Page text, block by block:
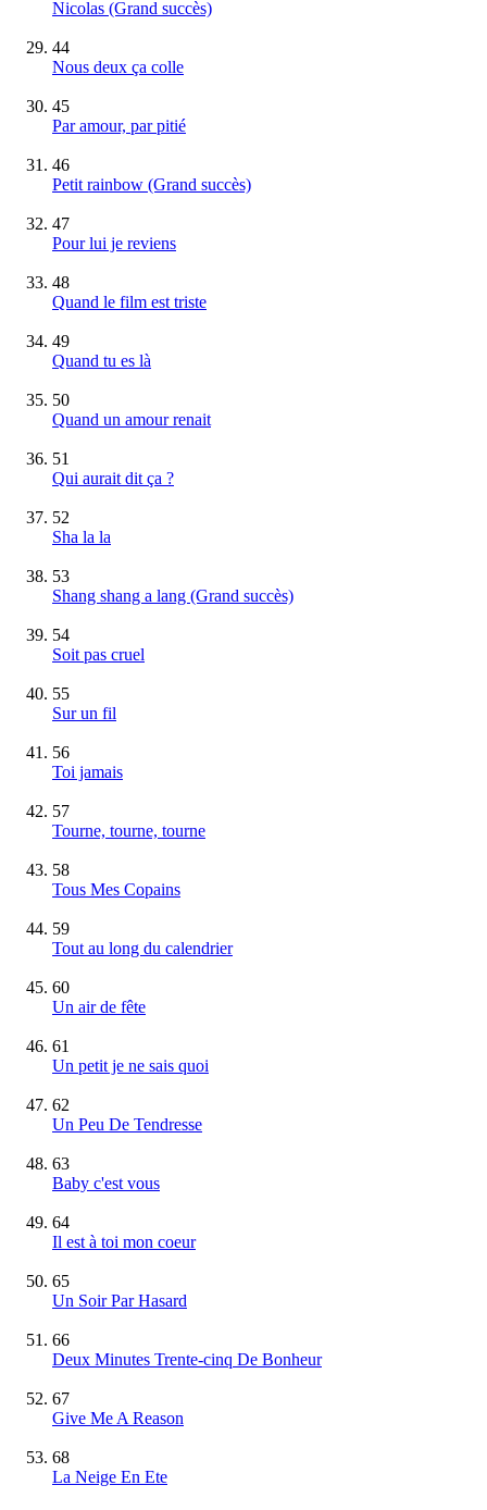
Nicolas (Grand succès)
44
Nous deux ça colle
45
Par amour, par pitié
46
Petit rainbow (Grand succès)
47
Pour lui je reviens
48
Quand le film est triste
49
Quand tu es là
50
Quand un amour renait
51
Qui aurait dit ça ?
52
Sha la la
53
Shang shang a lang (Grand succès)
54
Soit pas cruel
55
Sur un fil
56
Toi jamais
57
Tourne, tourne, tourne
58
Tous Mes Copains
59
Tout au long du calendrier
60
Un air de fête
61
Un petit je ne sais quoi
62
Un Peu De Tendresse
63
Baby c'est vous
64
Il est à toi mon coeur
65
Un Soir Par Hasard
66
Deux Minutes Trente-cinq De Bonheur
67
Give Me A Reason
68
La Neige En Ete